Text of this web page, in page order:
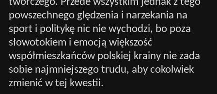
twórczego. Przede wszystkim jednak z tego
powszechnego ględzenia i narzekania na
sport i politykę nic nie wychodzi, bo poza
słowotokiem i emocją większość
współmieszkańców polskiej krainy nie zada
sobie najmniejszego trudu, aby cokolwiek
zmienić w tej kwestii.